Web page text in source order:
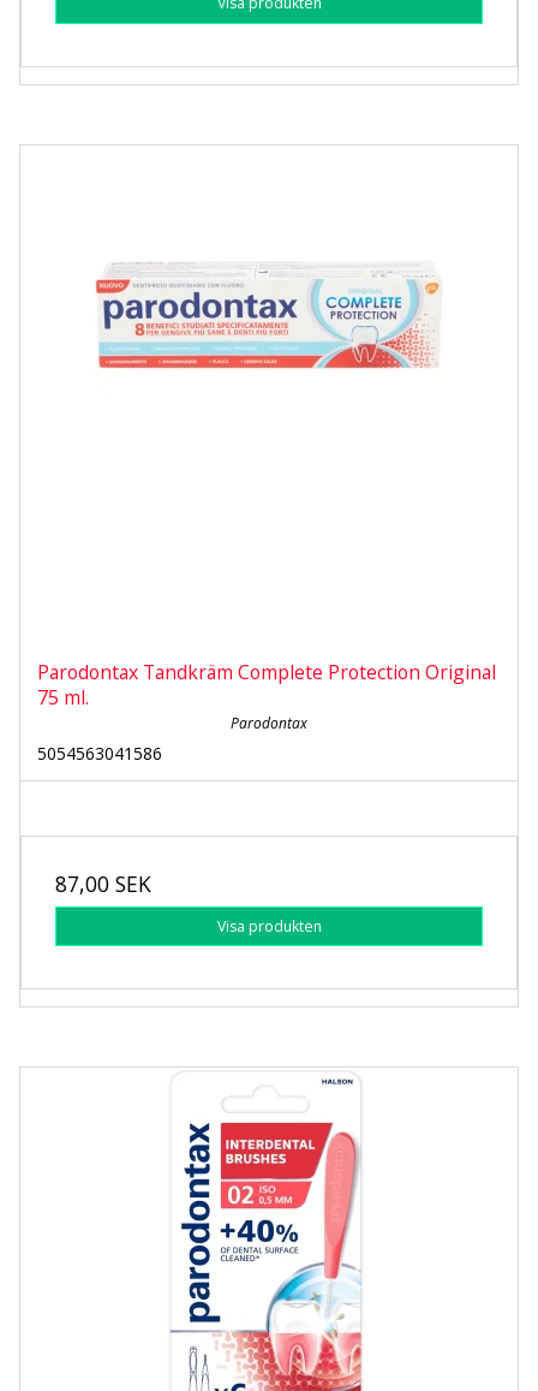
Parodontax Tandkräm Complete Protection Original
75 ml.
Parodontax
5054563041586
87,00 SEK
Visa produkten